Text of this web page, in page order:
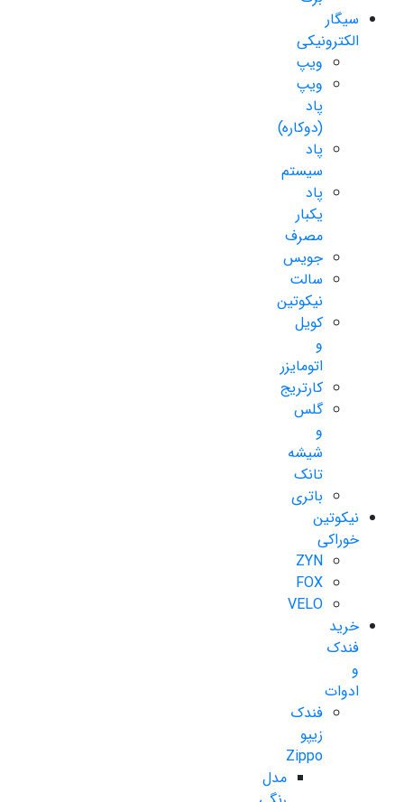
سیگار
الکترونیکی
ویپ
ویپ
پاد
(دوکاره)
پاد
سیستم
پاد
یکبار
مصرف
جویس
سالت
نیکوتین
کویل
و
اتومایزر
کارتریج
گلس
و
شیشه
تانک
باتری
نیکوتین
خوراکی
ZYN
FOX
VELO
خرید
فندک
و
ادوات
فندک
زیپو
Zippo
مدل